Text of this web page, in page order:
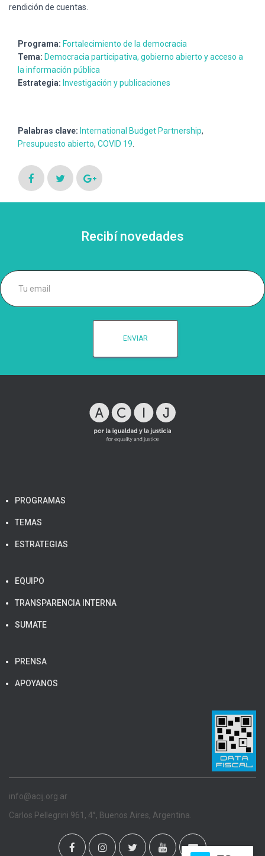
rendición de cuentas.
Programa: Fortalecimiento de la democracia
Tema: Democracia participativa, gobierno abierto y acceso a
la información pública
Estrategia: Investigación y publicaciones
Palabras clave: International Budget Partnership,
Presupuesto abierto, COVID 19
Recibí novedades
PROGRAMAS
TEMAS
ESTRATEGIAS
EQUIPO
TRANSPARENCIA INTERNA
SUMATE
PRENSA
APOYANOS
info@acij.org.ar
Carlos Pellegrini 961, 4°, Buenos Aires, Argentina.